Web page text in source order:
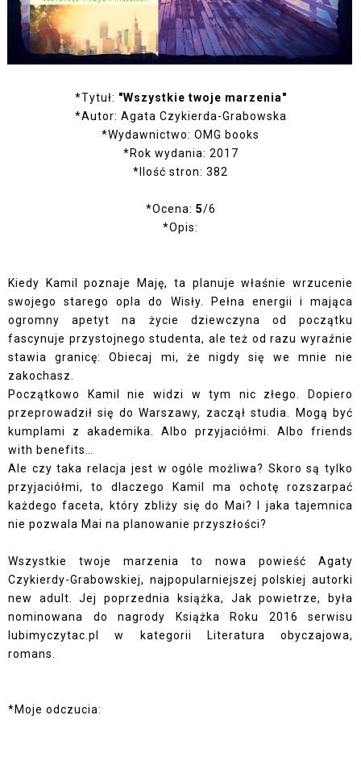
*Tytuł: "Wszystkie twoje marzenia"
*Autor: Agata Czykierda-Grabowska
*Wydawnictwo: OMG books
*Rok wydania: 2017
*Ilość stron: 382
*Ocena: 5/6
*Opis:
Kiedy Kamil poznaje Maję, ta planuje właśnie wrzucenie
swojego starego opla do Wisły. Pełna energii i mająca
ogromny apetyt na życie dziewczyna od początku
fascynuje przystojnego studenta, ale też od razu wyraźnie
stawia granicę: Obiecaj mi, że nigdy się we mnie nie
zakochasz.
Początkowo Kamil nie widzi w tym nic złego. Dopiero
przeprowadził się do Warszawy, zaczął studia. Mogą być
kumplami z akademika. Albo przyjaciółmi. Albo friends
with benefits…
Ale czy taka relacja jest w ogóle możliwa? Skoro są tylko
przyjaciółmi, to dlaczego Kamil ma ochotę rozszarpać
każdego faceta, który zbliży się do Mai? I jaka tajemnica
nie pozwala Mai na planowanie przyszłości?
Wszystkie twoje marzenia to nowa powieść Agaty
Czykierdy-Grabowskiej, najpopularniejszej polskiej autorki
new adult. Jej poprzednia książka, Jak powietrze, była
nominowana do nagrody Książka Roku 2016 serwisu
lubimyczytac.pl w kategorii Literatura obyczajowa,
romans.
*Moje odczucia: